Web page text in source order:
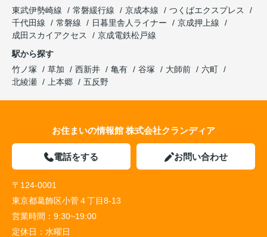
東武伊勢崎線
常磐緩行線 京成本線
つくばエクスプレス
千代田線
常磐線 日暮里舎人ライナー
京成押上線
成田スカイアクセス
京成電鉄松戸線
駅から探す
竹ノ塚
草加 西新井 亀有 谷塚 大師前
六町
北綾瀬
上本郷 五反野
お住まいの情報館 株式会社クランディア
電話をする お問い合わせ
〒124-0001
東京都葛飾区小菅４丁目8-13
営業時間： 9:30~19:00
定休日： 水曜日